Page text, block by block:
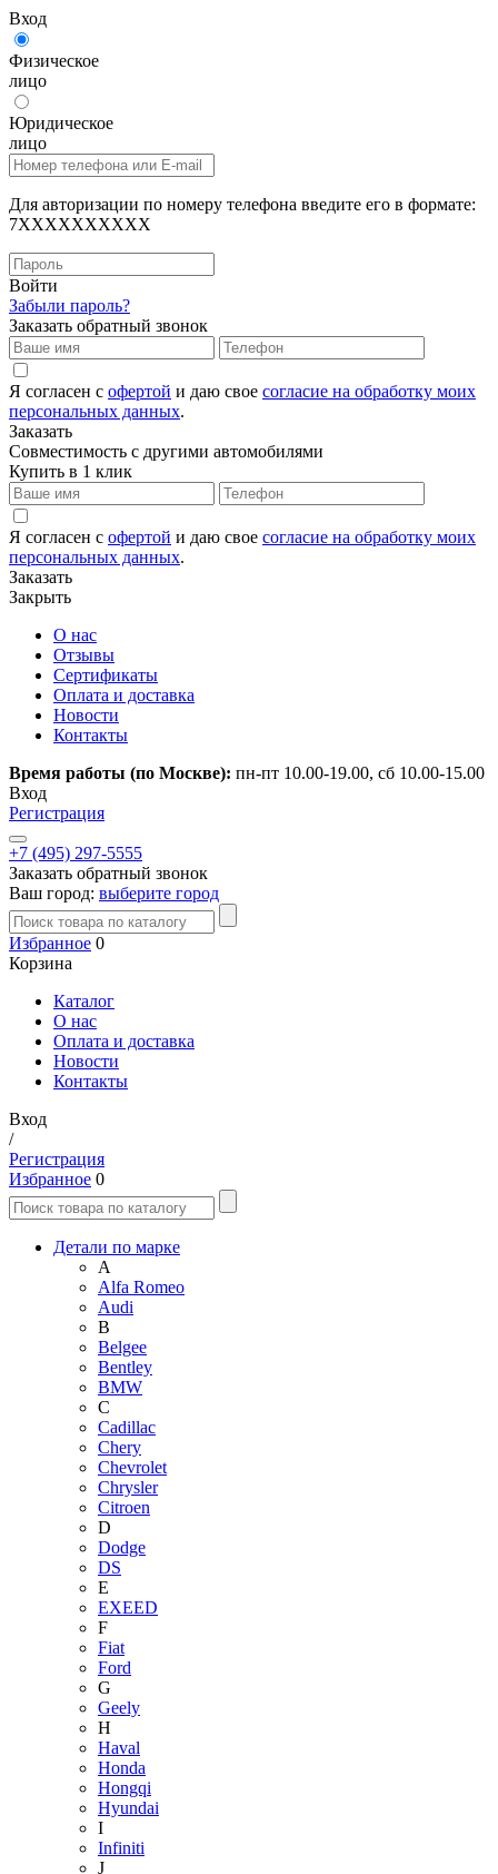
Вход
Физическое
лицо
Юридическое
лицо
Для авторизации по номеру телефона введите его в формате:
7XXXXXXXXXX
Войти
Забыли пароль?
Заказать обратный звонок
Я согласен с офертой и даю свое согласие на обработку моих
персональных данных.
Заказать
Совместимость с другими автомобилями
Купить в 1 клик
Я согласен с офертой и даю свое согласие на обработку моих
персональных данных.
Заказать
Закрыть
О нас
Отзывы
Сертификаты
Оплата и доставка
Новости
Контакты
Время работы (по Москве): пн-пт 10.00-19.00, сб 10.00-15.00
Вход
Регистрация
+7 (495) 297-5555
Заказать обратный звонок
Ваш город: выберите город
Избранное 0
Корзина
Каталог
О нас
Оплата и доставка
Новости
Контакты
Вход
/
Регистрация
Избранное 0
Детали по марке
A
Alfa Romeo
Audi
B
Belgee
Bentley
BMW
C
Cadillac
Chery
Chevrolet
Chrysler
Citroen
D
Dodge
DS
E
EXEED
F
Fiat
Ford
G
Geely
H
Haval
Honda
Hongqi
Hyundai
I
Infiniti
J